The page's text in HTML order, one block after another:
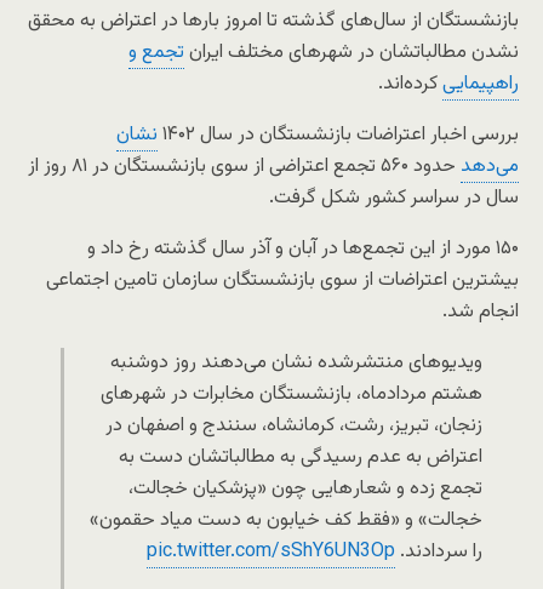
بازنشستگان از سال‌های گذشته تا امروز بارها در اعتراض به محقق
نشدن مطالباتشان در شهرهای مختلف ایران تجمع و
راهپیماییکرده‌اند.
بررسی اخبار اعتراضات بازنشستگان در سال ۱۴۰۲
نشان
می‌دهد
حدود ۵۶۰ تجمع اعتراضی از سوی بازنشستگان در ۸۱ روز از
سال در سراسر کشور شکل گرفت.
۱۵۰ مورد از این تجمع‌ها در آبان و آذر سال گذشته رخ داد و
بیشترین اعتراضات از سوی بازنشستگان سازمان تامین اجتماعی
انجام شد.
ویدیو‌های منتشر‌شده نشان می‌دهند روز دوشنبه
هشتم مرداد‌ماه، بازنشستگان مخابرات در شهر‌های
زنجان، تبریز، رشت، کرمانشاه، سنندج و اصفهان در
اعتراض به عدم رسیدگی به مطالباتشان دست به
تجمع زده و شعار‌هایی چون «پزشکیان خجالت،
خجالت» و «فقط کف خیابون به دست میاد حقمون»
را سر‌دادند. pic.twitter.com/sShY6UN3Op